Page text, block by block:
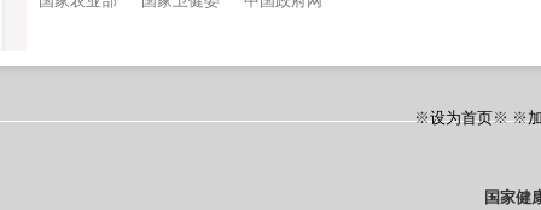
※设为首页※ ※
国家健